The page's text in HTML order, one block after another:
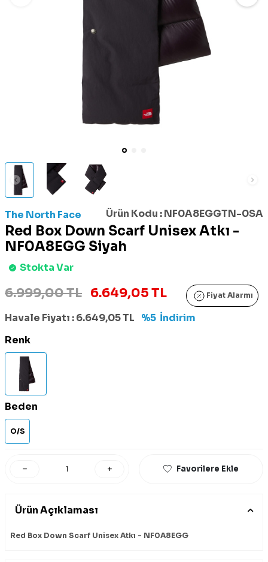
The North Face Ürün Kodu :NF0A8EGGTN-0SA
Red Box Down Scarf Unisex Atkı -
NF0A8EGG Siyah
Stokta Var
6.999,00 TL 6.649,05 TL Fiyat Alarmı
Havale Fiyatı :6.649,05TL %5 İndirim
Renk
Beden
O/S
Favorilere Ekle
Ürün Açıklaması
Red Box Down Scarf Unisex Atkı - NF0A8EGG